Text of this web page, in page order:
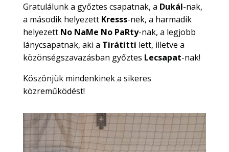
Gratulálunk a győztes csapatnak, a Dukál-nak,
a második helyezett Kresss-nek, a harmadik
helyezett No NaMe No PaRty-nak, a legjobb
lánycsapatnak, aki a Tirátitti lett, illetve a
közönségszavazásban győztes Lecsapat-nak!
Köszönjük mindenkinek a sikeres
közreműködést!